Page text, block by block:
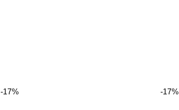
-17% -17%